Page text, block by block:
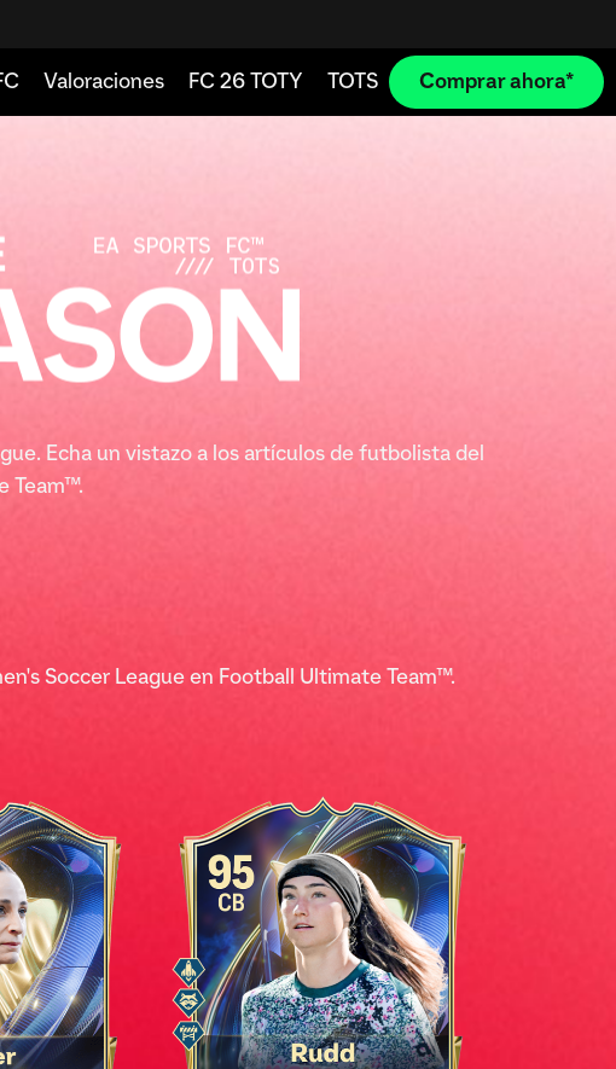
Echa un vistazo a los artículos de futbolista del
Team™.
Soccer League en Football Ultimate Team™.